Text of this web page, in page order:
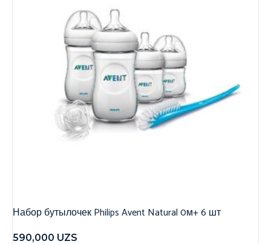
Набор бутылочек Philips Avent Natural 0м+ 6 шт
590,000 UZS